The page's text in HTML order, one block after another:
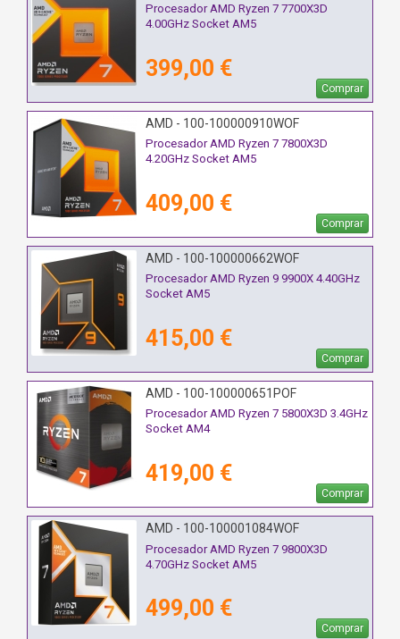
Procesador AMD Ryzen 7 7700X3D
4.00GHz Socket AM5
399,00 €
Comprar
AMD - 100-100000910WOF
Procesador AMD Ryzen 7 7800X3D
4.20GHz Socket AM5
409,00 €
Comprar
AMD - 100-100000662WOF
Procesador AMD Ryzen 9 9900X 4.40GHz
Socket AM5
415,00 €
Comprar
AMD - 100-100000651POF
Procesador AMD Ryzen 7 5800X3D 3.4GHz
Socket AM4
419,00 €
Comprar
AMD - 100-100001084WOF
Procesador AMD Ryzen 7 9800X3D
4.70GHz Socket AM5
499,00 €
Comprar